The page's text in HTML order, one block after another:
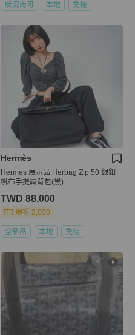
狀況尚可 本地 免運
Hermès
Hermes 展示品 Herbag Zip 50 銀釦
帆布手提肩背包(黑)
TWD 88,000
現折 2,000
全新品 本地 免運